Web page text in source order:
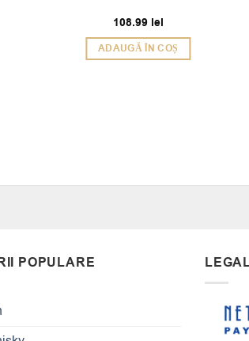
108.99 lei
ADAUGĂ ÎN COȘ
POPULARE